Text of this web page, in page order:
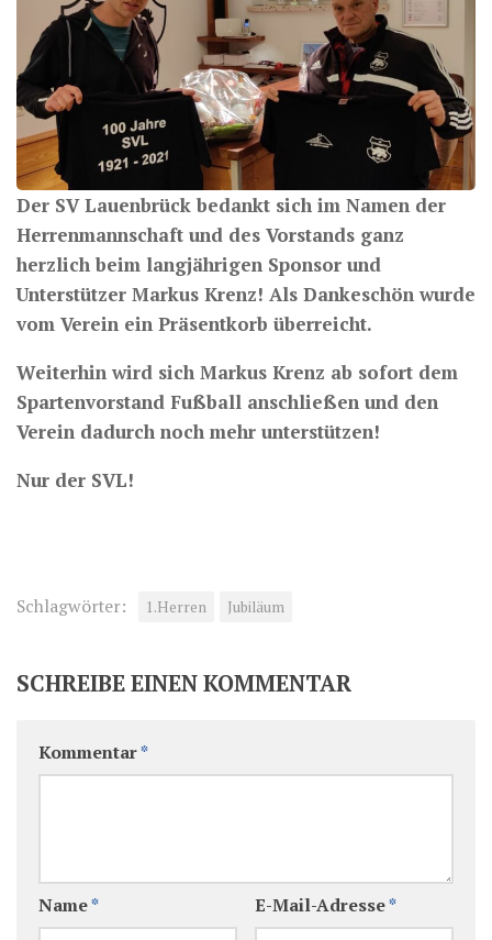
Der SV Lauenbrück bedankt sich im Namen der
Herrenmannschaft und des Vorstands ganz
herzlich beim langjährigen Sponsor und
Unterstützer Markus Krenz! Als Dankeschön wurde
vom Verein ein Präsentkorb überreicht.
Weiterhin wird sich Markus Krenz ab sofort dem
Spartenvorstand Fußball anschließen und den
Verein dadurch noch mehr unterstützen!
Nur der SVL!
Schlagwörter: 1.Herren Jubiläum
SCHREIBE EINEN KOMMENTAR
Kommentar*
Name* E-Mail-Adresse*